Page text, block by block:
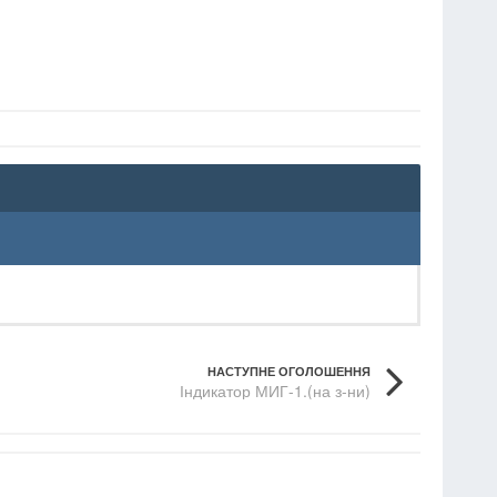
НАСТУПНЕ ОГОЛОШЕННЯ
Індикатор МИГ-1.(на з-ни)